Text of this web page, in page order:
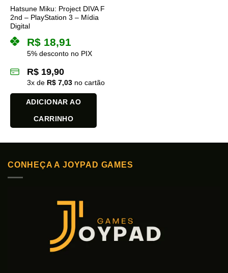
Hatsune Miku: Project DIVA F
2nd – PlayStation 3 – Mídia
Digital
R$ 18,91
5% desconto no PIX
R$ 19,90
3x de R$ 7,03 no cartão
ADICIONAR AO
CARRINHO
CONHEÇA A JOYPAD GAMES